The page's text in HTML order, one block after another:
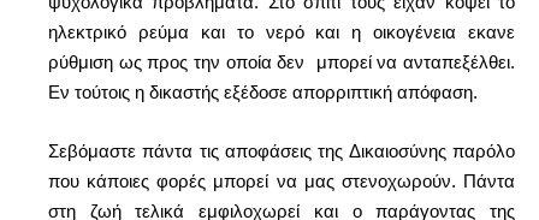
ηλεκτρικό ρεύμα και το νερό και η οικογένεια εκανε
ρύθμιση ως προς την οποία δεν μπορεί να ανταπεξέλθει.
Εν τούτοις η δικαστής εξέδοσε απορριπτική απόφαση.
Σεβόμαστε πάντα τις αποφάσεις της Δικαιοσύνης παρόλο
που κάποιες φορές μπορεί να μας στενοχωρούν. Πάντα
στη ζωή τελικά εμφιλοχωρεί και ο παράγοντας της